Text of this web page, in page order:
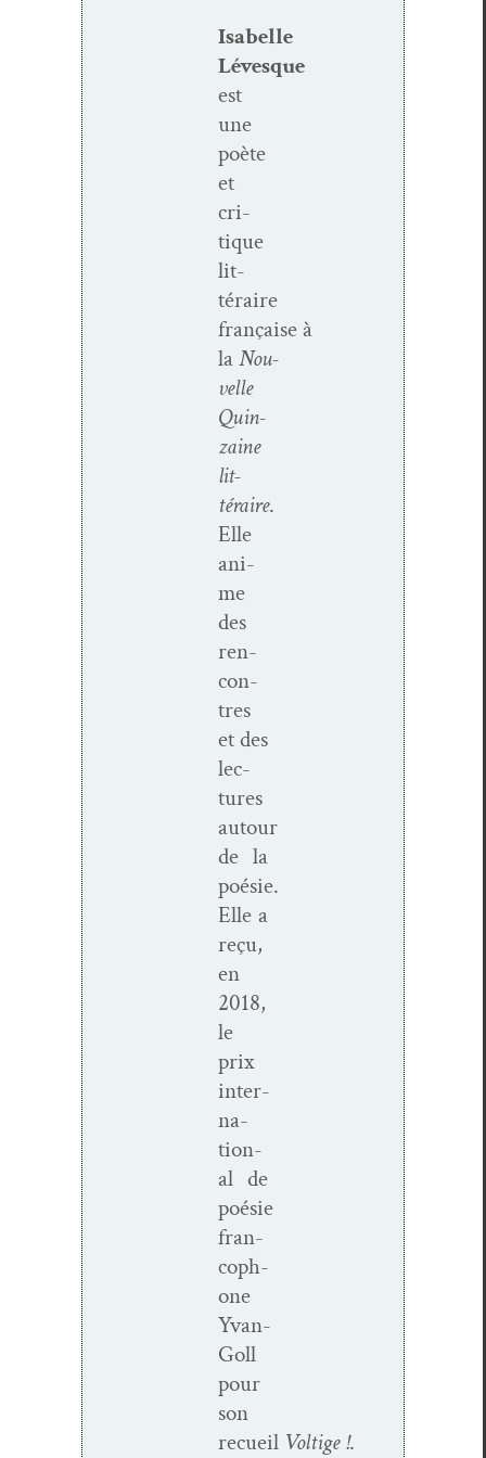
Isabelle
Lévesque
est
une
poète
et
cri­
tique
lit­
téraire
française à
laNou­
velle
Quin­
zaine
lit­
téraire.
Elle
ani­
me
des
ren­
con­
tres
et des
lec­
tures
autour
de la
poésie.
Elle a
reçu,
en
2018,
le
prix
inter­
na­
tion­
al de
poésie
fran­
coph­
o­ne
Yvan-
Goll
pour
son
recueil Voltige !.